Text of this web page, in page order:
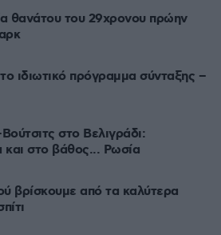
θανάτου του 29χρονου πρώην
ιδιωτικό πρόγραμμα σύνταξης –
στο Βελιγράδι:
και στο βάθος... Ρωσία
βρίσκουμε από τα καλύτερα